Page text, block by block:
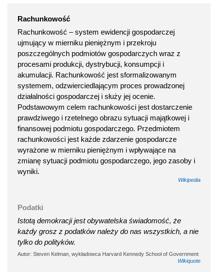
Rachunkowość
Rachunkowość – system ewidencji gospodarczej
ujmujący w mierniku pieniężnym i przekroju
poszczególnych podmiotów gospodarczych wraz z
procesami produkcji, dystrybucji, konsumpcji i
akumulacji. Rachunkowość jest sformalizowanym
systemem, odzwierciedlającym proces prowadzonej
działalności gospodarczej i służy jej ocenie.
Podstawowym celem rachunkowości jest dostarczenie
prawdziwego i rzetelnego obrazu sytuacji majątkowej i
finansowej podmiotu gospodarczego. Przedmiotem
rachunkowości jest każde zdarzenie gospodarcze
wyrażone w mierniku pieniężnym i wpływające na
zmianę sytuacji podmiotu gospodarczego, jego zasoby i
wyniki.
Wikipedia
Podatki
Istotą demokracji jest obywatelska świadomość, że
każdy grosz z podatków należy do nas wszystkich, a nie
tylko do polityków.
Autor: Steven Kelman, wykładowca Harvard Kennedy School of Government
Wikiquote